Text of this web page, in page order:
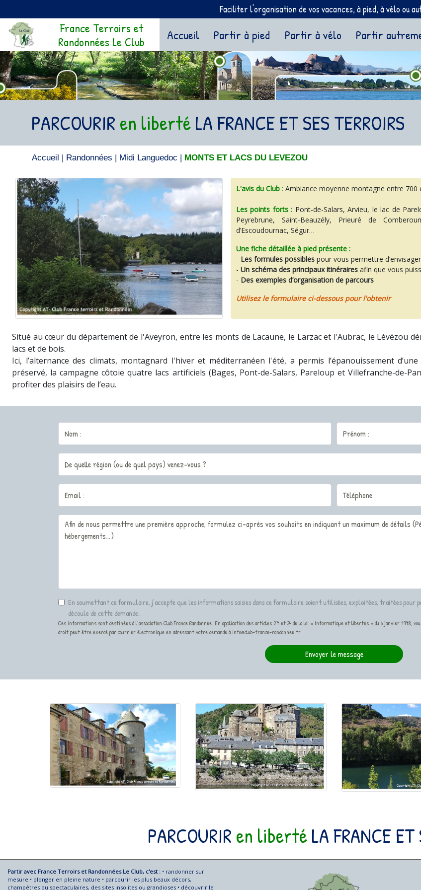
Faciliter l'organisation de vos vacances, à pied, à vélo ou
France Terroirs et
Randonnées Le Club
Accueil(current)
Partir à pied Partir à vélo Partir
PARCOURIR en libertéLA FRANCE ET SES TERROIRS
Accueil | Randonnées | Midi Languedoc | MONTS ET LACS DU LEVEZOU
L'avis du Club : Ambiance moyenne montagne entre 700
Les points forts: Pont-de-Salars, Arvieu, le lac de
Peyrebrune, Saint-Beauzély, Prieuré de
d’Escoudournac, Ségur…
Une fiche détaillée à pied présente :
- Les formules possibles pour vous permettre
- Un schéma des principaux itinérairesafin que vous
- Des exemples d’organisation de parcours
Utilisez le formulaire ci-dessous pour l'obtenir
Situé au cœur du département de l'Aveyron, entre les monts de Lacaune, le Larzac et l'Aubrac, le Lévézou
lacs et de bois.
Ici, l’alternance des climats, montagnard l'hiver et méditerranéen l'été, a permis l’épanouissement
préservé, la campagne côtoie quatre lacs artificiels (Bages, Pont-de-Salars, Pareloup et Villefranche-de-
profiter des plaisirs de l’eau.
En soumettant ce formulaire, j’accepte que les informations saisies dans ce formulaire soient utilisées, exploitées, traitées
découle de cette demande.
Ces informations sont destinées à l’association Club France Randonnée. En application des articles 27 et 34 de la loi « Informatique et libertés » du 6 janvier 1978,
droit peut être exercé par courrier électronique en adressant votre demande à info@club-france-randonnee.fr
Envoyer le message
PARCOURIR en libertéLA FRANCE ET
Partir avec France Terroirs et Randonnées Le Club, c'est : • randonner sur
mesure • plonger en pleine nature • parcourir les plus beaux décors,
champêtres ou spectaculaires, des sites insolites ou grandioses • découvrir le